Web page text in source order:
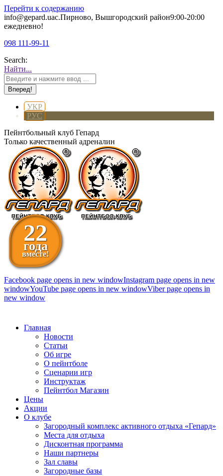
Перейти к содержанию
info@gepard.uaс.Пирново, Вышгородский район9:00-20:00
ежедневно!
098 111-99-11
Search:
Найти...
УКР
РУС
Пейнтбольный клуб Гепард
Только качественный адреналин
22
года
вместе!
Facebook page opens in new windowInstagram page opens in new
windowYouTube page opens in new windowViber page opens in
new window
Главная
Новости
Статьи
Об игре
О пейнтболе
Сценарии игр
Инструктаж
Пейнтбол Магазин
Цены
Акции
О клубе
Загородный комплекс активного отдыха «Гепард»
Места для отдыха
Дисконтная программа
Наши партнеры
Зал славы
Загородные базы